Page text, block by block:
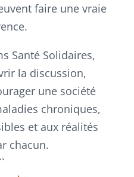
faire une vraie
Santé Solidaires,
la discussion,
une société
chroniques,
et aux réalités
chacun.